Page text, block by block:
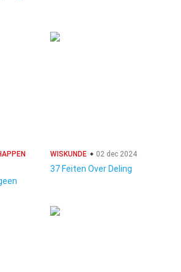
WISKUNDE 02 dec 2024
37 Feiten Over Deling